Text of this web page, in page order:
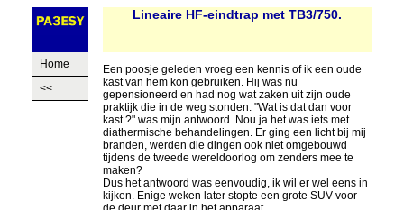
Lineaire HF-eindtrap met TB3/750.
Home
<<
Een poosje geleden vroeg een kennis of ik een oude
kast van hem kon gebruiken. Hij was nu
gepensioneerd en had nog wat zaken uit zijn oude
praktijk die in de weg stonden. "Wat is dat dan voor
kast ?" was mijn antwoord. Nou ja het was iets met
diathermische behandelingen. Er ging een licht bij mij
branden, werden die dingen ook niet omgebouwd
tijdens de tweede wereldoorlog om zenders mee te
maken?
Dus het antwoord was eenvoudig, ik wil er wel eens in
kijken. Enige weken later stopte een grote SUV voor